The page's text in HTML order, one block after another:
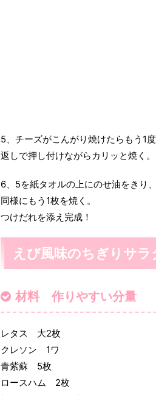
5、チーズがこんがり焼けたらもう1
返しで押し付けながらカリッと焼く。
6、5を紙タオルの上にのせ油をきり
同様にもう1枚を焼く。
つけだれを添え完成！
えび風味のちぎりサラ
材料 作りやすい分量
レタス 大2枚
クレソン 1ワ
青紫蘇 5枚
ロースハム 2枚